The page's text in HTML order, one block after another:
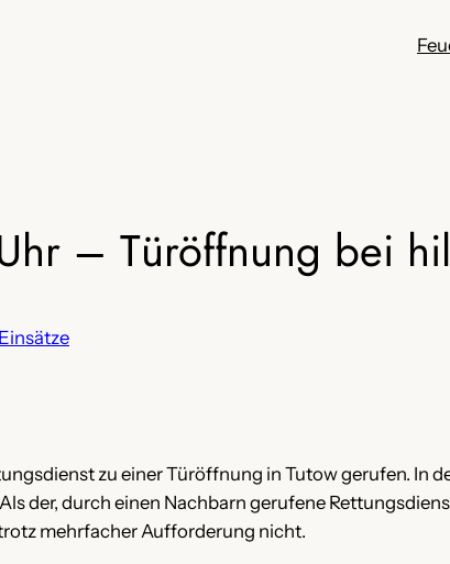
– Türöffnung bei
Einsätze
zu einer Türöffnung in Tutow gerufen. In
der, durch einen Nachbarn gerufene
mehrfacher Aufforderung nicht.